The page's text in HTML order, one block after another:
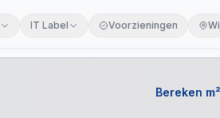
IT Label Voorzieningen
Bereken m²